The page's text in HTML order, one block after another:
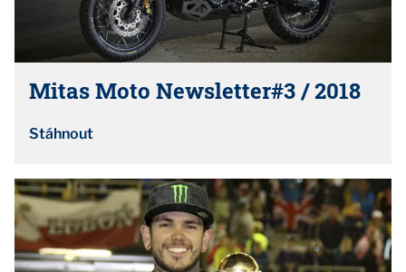
Mitas Moto Newsletter#3 / 2018
Stáhnout